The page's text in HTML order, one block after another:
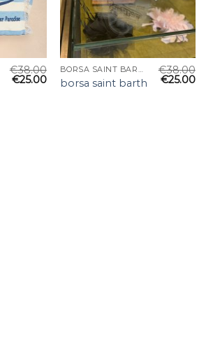
€38.00
€25.00
BORSA SAINT BARTH
borsa saint barth
€38.00
€25.00